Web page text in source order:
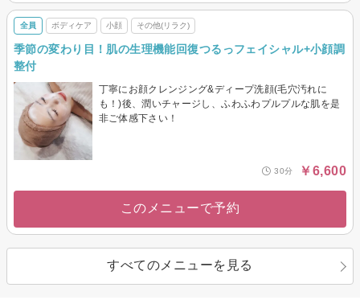
全員 ボディケア 小顔 その他(リラク)
季節の変わり目！肌の生理機能回復つるっフェイシャル+小顔調
整付
丁寧にお顔クレンジング&ディープ洗顔(毛穴汚れに
も！)後、潤いチャージし、ふわふわプルプルな肌を是
非ご体感下さい！
30分 ￥6,600
このメニューで予約
すべてのメニューを見る